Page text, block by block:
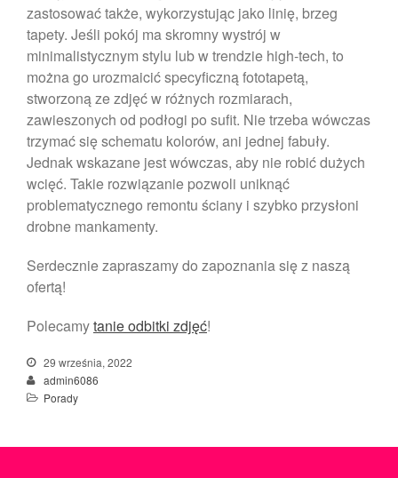
zastosować także, wykorzystując jako linię, brzeg
tapety. Jeśli pokój ma skromny wystrój w
minimalistycznym stylu lub w trendzie high-tech, to
można go urozmaicić specyficzną fototapetą,
stworzoną ze zdjęć w różnych rozmiarach,
zawieszonych od podłogi po sufit. Nie trzeba wówczas
trzymać się schematu kolorów, ani jednej fabuły.
Jednak wskazane jest wówczas, aby nie robić dużych
wcięć. Takie rozwiązanie pozwoli uniknąć
problematycznego remontu ściany i szybko przysłoni
drobne mankamenty.
Serdecznie zapraszamy do zapoznania się z naszą
ofertą!
Polecamytanie odbitki zdjęć!
29 września, 2022
admin6086
Porady